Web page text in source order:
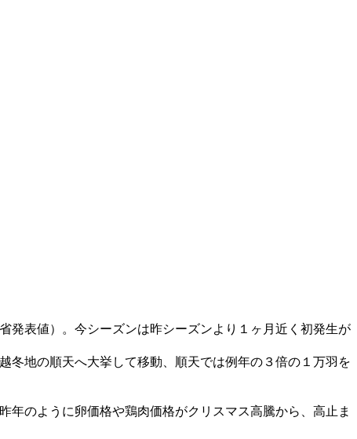
発表値）。今シーズンは昨シーズンより１ヶ月近く初発生が
冬地の順天へ大挙して移動、順天では例年の３倍の１万羽を
のように卵価格や鶏肉価格がクリスマス高騰から、高止ま